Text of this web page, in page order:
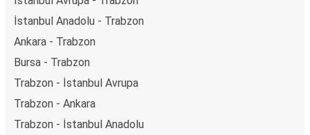
İstanbul Anadolu - Trabzon
Ankara - Trabzon
Bursa - Trabzon
Trabzon - İstanbul Avrupa
Trabzon - Ankara
Trabzon - İstanbul Anadolu